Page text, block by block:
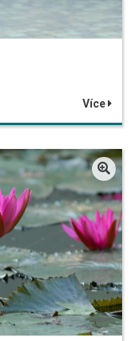
Více